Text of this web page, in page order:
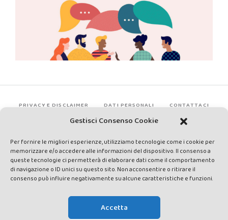
Gestisci Consenso Cookie
Per fornire le migliori esperienze, utilizziamo tecnologie come i cookie per
memorizzare e/o accedere alle informazioni del dispositivo. Il consenso a
queste tecnologie ci permetterà di elaborare dati come il comportamento
di navigazione o ID unici su questo sito. Non acconsentire o ritirare il
consenso può influire negativamente su alcune caratteristiche e funzioni.
Accetta
PRIVACY E DISCLAIMER DATI PERSONALI CONTATTACI
rights reserved - Testata registrata presso il Tribunale di Siena con
autorizzazione n°1 del 12/04/2014 - Direttrice Responsabile: Chiara